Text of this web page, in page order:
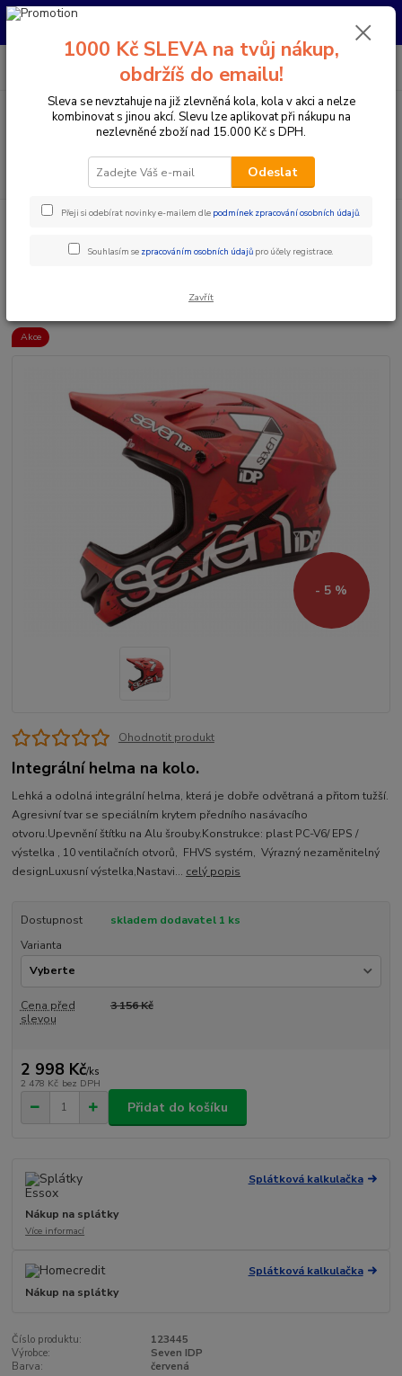
Pro nachystání kola / doplňků na prodejně si prosím zavolejte dopředu.
Menu
CZK
PO-PÁ 10:00-17:00 | SO: 9:00-12:00
Doplňky a helmy Cyklistické helmy Integrální helmy
HELMA M1 CAMO RED
Akce
- 5 %
Ohodnotit produkt
Integrální helma na kolo.
Lehká a odolná integrální helma, která je dobře odvětraná a přitom tužší.
Agresivní tvar se speciálním krytem předního nasávacího
otvoru.Upevnění štítku na Alu šrouby.Konstrukce: plast PC-V6/ EPS /
výstelka , 10 ventilačních otvorů, FHVS systém, Výrazný nezaměnitelný
designLuxusní výstelka,Nastavi... celý popis
Dostupnost
skladem dodavatel 1 ks
Varianta
Cena před
slevou
3 156 Kč
2 998 Kč/ks
2 478 Kč bez DPH
Přidat do košíku
Splátková kalkulačka
Nákup na splátky
Více informací
Splátková kalkulačka
Nákup na splátky
Číslo produktu:
123445
Výrobce:
Seven IDP
Barva:
červená
1000 Kč SLEVA na tvůj nákup,
obdržíš do emailu!
Sleva se nevztahuje na již zlevněná kola, kola v akci a nelze
kombinovat s jinou akcí. Slevu lze aplikovat při nákupu na
nezlevněné zboží nad 15.000 Kč s DPH.
Odeslat
Přeji si odebírat novinky e-mailem dle podmínek zpracování osobních údajů.
Souhlasím se zpracováním osobních údajů pro účely registrace.
Zavřít